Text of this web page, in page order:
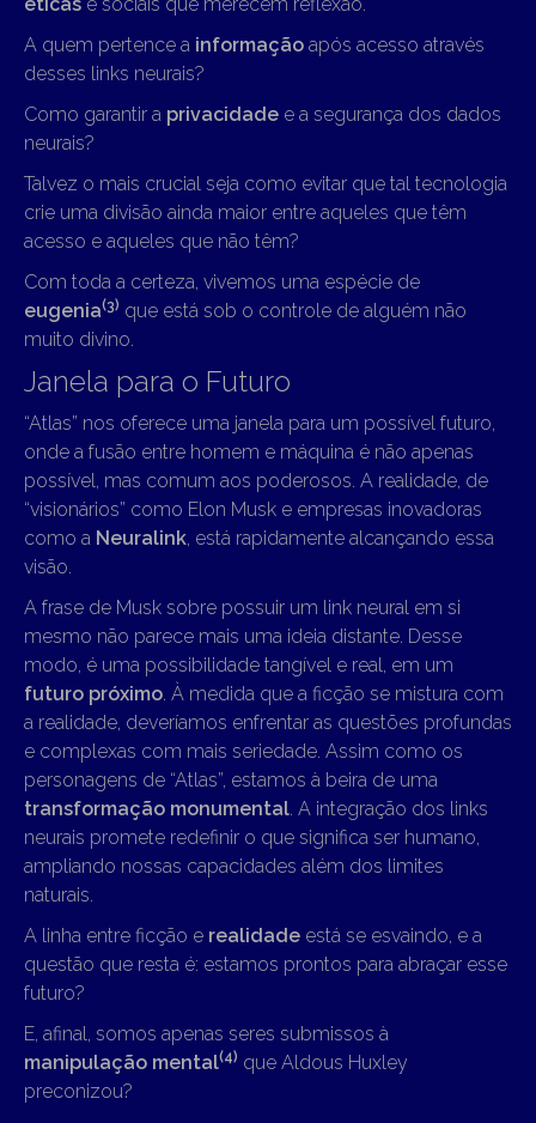
A quem pertence a informação após acesso através
desses links neurais?
Como garantir a privacidade e a segurança dos dados
neurais?
Talvez o mais crucial seja como evitar que tal tecnologia
crie uma divisão ainda maior entre aqueles que têm
acesso e aqueles que não têm?
Com toda a certeza, vivemos uma espécie de
eugenia(3) que está sob o controle de alguém não
muito divino.
Janela para o Futuro
“Atlas” nos oferece uma janela para um possível futuro,
onde a fusão entre homem e máquina é não apenas
possível, mas comum aos poderosos. A realidade, de
“visionários” como Elon Musk e empresas inovadoras
como a Neuralink, está rapidamente alcançando essa
visão.
A frase de Musk sobre possuir um link neural em si
mesmo não parece mais uma ideia distante. Desse
modo, é uma possibilidade tangível e real, em um
futuro próximo. À medida que a ficção se mistura com
a realidade, deveríamos enfrentar as questões profundas
e complexas com mais seriedade. Assim como os
personagens de “Atlas”, estamos à beira de uma
transformação monumental. A integração dos links
neurais promete redefinir o que significa ser humano,
ampliando nossas capacidades além dos limites
naturais.
A linha entre ficção e realidade está se esvaindo, e a
questão que resta é: estamos prontos para abraçar esse
futuro?
E, afinal, somos apenas seres submissos à
manipulação mental(4) que Aldous Huxley
preconizou?